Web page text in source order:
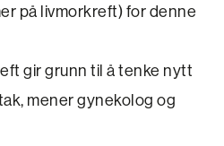
på livmorkreft) for denne
gir grunn til å tenke nytt
mener gynekolog og